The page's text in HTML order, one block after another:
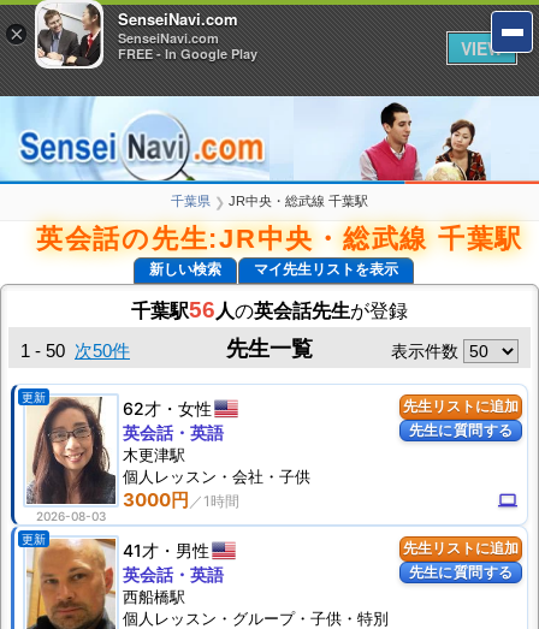
千葉県 ❯ JR中央・総武線 千葉駅
英会話の先生:JR中央・総武線 千葉駅
新しい検索 マイ先生リストを表示
千葉駅56 人の英会話先生が登録
先生一覧
1 - 50 次50件 表示件数
先生リストに追加
先生に質問する
更新
2026-08-03
62才 女性
3000円 computer
英会話・英語
木更津駅
個人 レッスン ・会社・子供
先生リストに追加
先生に質問する
更新
41才 男性
英会話・英語
西船橋駅
個人 レッスン ・グループ・子供・特別
×
SenseiNavi.com
SenseiNavi.com
FREE - In Google Play
VIEW
×
SenseiNavi.com
SenseiNavi.com
FREE - In Google Play
VIEW